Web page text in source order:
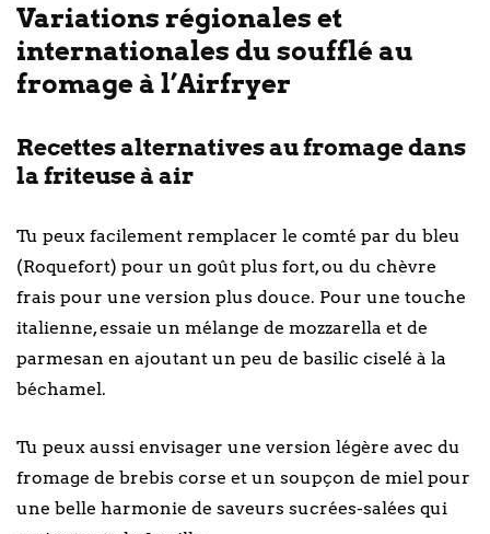
Variations régionales et
internationales du soufflé au
fromage à l’Airfryer
Recettes alternatives au fromage dans
la friteuse à air
Tu peux facilement remplacer le comté par du bleu
(Roquefort) pour un goût plus fort, ou du chèvre
frais pour une version plus douce. Pour une touche
italienne, essaie un mélange de mozzarella et de
parmesan en ajoutant un peu de basilic ciselé à la
béchamel.
Tu peux aussi envisager une version légère avec du
fromage de brebis corse et un soupçon de miel pour
une belle harmonie de saveurs sucrées-salées qui